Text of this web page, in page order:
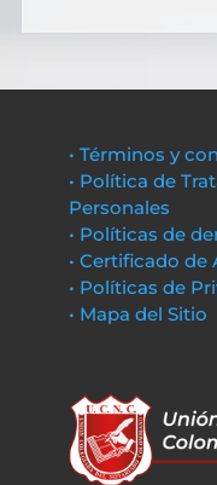
• Términos y
• Política de
Personales
• Políticas de
• Certificado de
• Políticas de
• Mapa del Sitio